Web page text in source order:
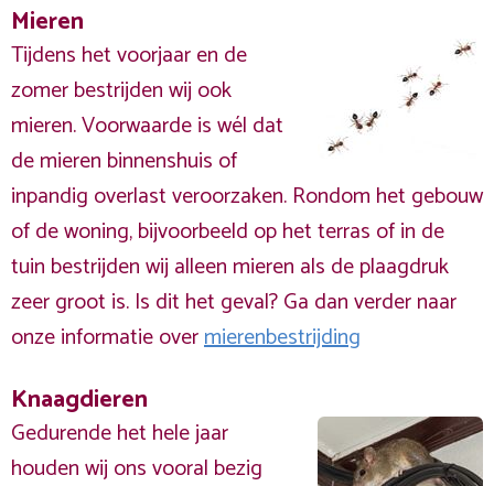
Mieren
Tijdens het voorjaar en de
zomer bestrijden wij ook
mieren. Voorwaarde is wél dat
de mieren binnenshuis of
inpandig overlast veroorzaken. Rondom het gebouw
of de woning, bijvoorbeeld op het terras of in de
tuin bestrijden wij alleen mieren als de plaagdruk
zeer groot is. Is dit het geval? Ga dan verder naar
onze informatie overmierenbestrijding
Knaagdieren
Gedurende het hele jaar
houden wij ons vooral bezig